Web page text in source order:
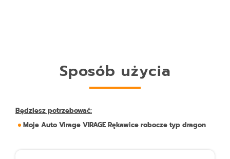
Sposób użycia
Będziesz potrzebować:
Moje Auto Virage VIRAGE Rękawice robocze typ dragon